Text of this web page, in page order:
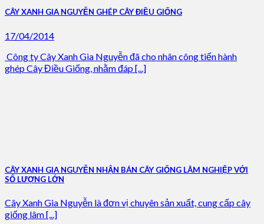
CÂY XANH GIA NGUYỄN GHÉP CÂY ĐIỀU GIỐNG
17/04/2014
Công ty Cây Xanh Gia Nguyễn đã cho nhân công tiến hành
ghép Cây Điều Giống, nhằm đáp [...]
CÂY XANH GIA NGUYỄN NHẬN BÁN CÂY GIỐNG LÂM NGHIỆP VỚI
SỐ LƯỢNG LỚN
Cây Xanh Gia Nguyễn là đơn vị chuyên sản xuất, cung cấp cây
giống lâm [...]